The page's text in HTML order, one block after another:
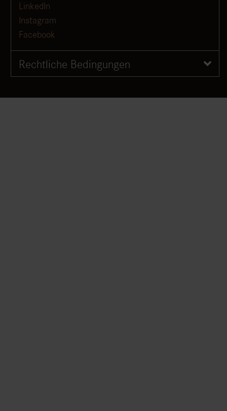
LinkedIn
Instagram
Facebook
Rechtliche Bedingungen